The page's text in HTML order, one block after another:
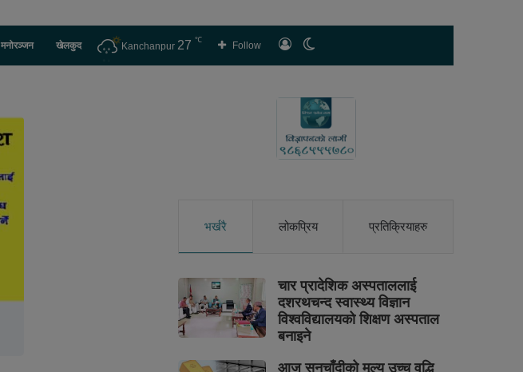
मनोरञ्जन खेलकुद लगइन
Follow
Kanchanpur 27 ℃
भर्खरै लोकप्रिय प्रतिक्रियाहरु
चार प्रादेशिक अस्पताललाई
दशरथचन्द स्वास्थ्य विज्ञान
विश्वविद्यालयको शिक्षण अस्पताल
बनाइने
आज सुनचाँदीको मूल्य उच्च वृद्धि